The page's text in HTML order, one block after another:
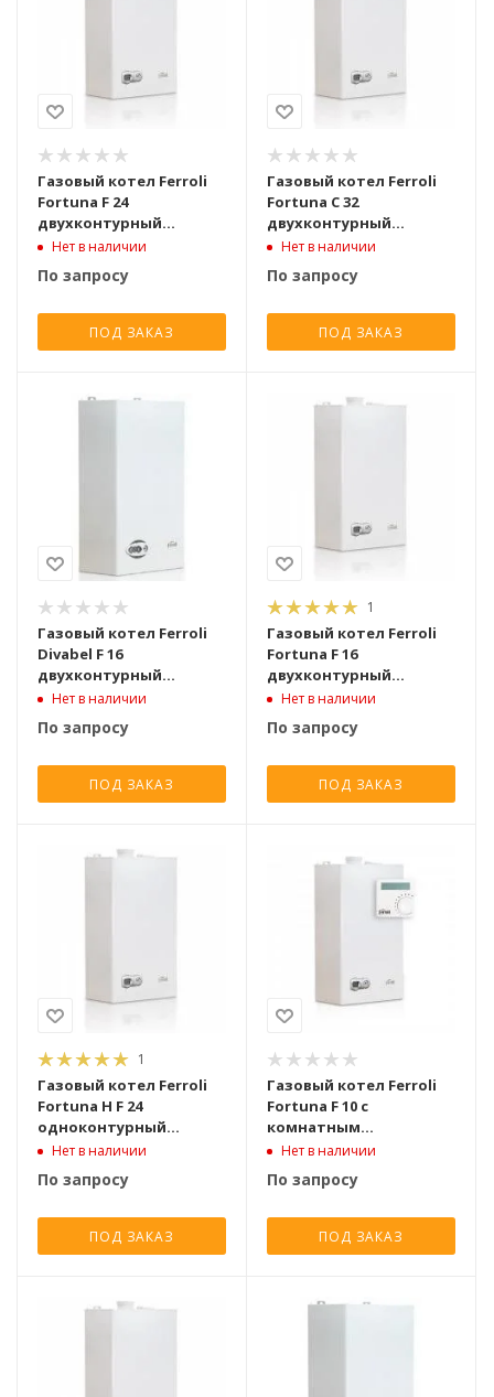
Газовый котел Ferroli
Fortuna F 24
двухконтурный
турбированный [24 кВт]
Нет в наличии
По запросу
ПОД ЗАКАЗ
Газовый котел Ferroli
Fortuna C 32
двухконтурный
атмосферный [32 кВт]
Нет в наличии
По запросу
ПОД ЗАКАЗ
Газовый котел Ferroli
Divabel F 16
двухконтурный
турбированный [16 кВт]
Нет в наличии
По запросу
ПОД ЗАКАЗ
1
Газовый котел Ferroli
Fortuna F 16
двухконтурный
турбированный [16 кВт]
Нет в наличии
По запросу
ПОД ЗАКАЗ
1
Газовый котел Ferroli
Fortuna H F 24
одноконтурный
турбированный [24 кВт]
Нет в наличии
По запросу
ПОД ЗАКАЗ
Газовый котел Ferroli
Fortuna F 10 с
комнатным
термостатом
турбированный [10 кВт]
Нет в наличии
По запросу
ПОД ЗАКАЗ